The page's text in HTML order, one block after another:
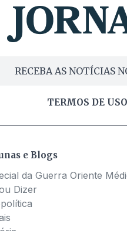
RECEBA AS NOTÍCIAS
TERMOS DE USO
e Blogs
da Guerra Oriente
Dizer